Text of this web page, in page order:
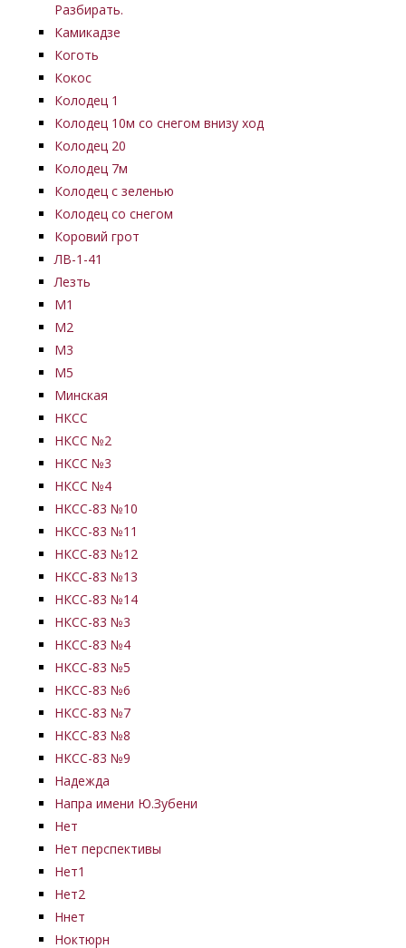
Разбирать.
Камикадзе
Коготь
Кокос
Колодец 1
Колодец 10м со снегом внизу ход
Колодец 20
Колодец 7м
Колодец с зеленью
Колодец со снегом
Коровий грот
ЛВ-1-41
Лезть
М1
М2
М3
М5
Минская
НКСС
НКСС №2
НКСС №3
НКСС №4
НКСС-83 №10
НКСС-83 №11
НКСС-83 №12
НКСС-83 №13
НКСС-83 №14
НКСС-83 №3
НКСС-83 №4
НКСС-83 №5
НКСС-83 №6
НКСС-83 №7
НКСС-83 №8
НКСС-83 №9
Надежда
Напра имени Ю.Зубени
Нет
Нет перспективы
Нет1
Нет2
Ннет
Ноктюрн